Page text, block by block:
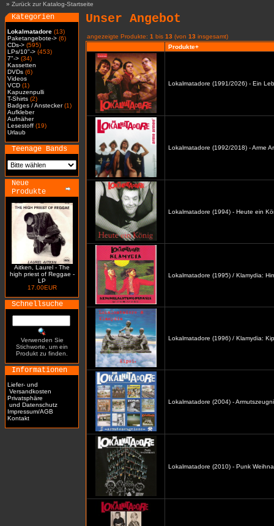
» Zurück zur Katalog-Startseite
Kategorien
Lokalmatadore (13)
Paketangebote-> (6)
CDs-> (595)
LPs/10"-> (453)
7"-> (34)
Kassetten
DVDs (6)
Videos
VCD (1)
Kapuzenpulli
T-Shirts (2)
Badges / Anstecker(1)
Aufkleber
Aufnäher
Lesestoff (19)
Urlaub
Teenage Bands
Neue
Produkte
Aitken, Laurel - The
high priest of Reggae -
LP
17.00EUR
Schnellsuche
Verwenden Sie
Stichworte, um ein
Produkt zu finden.
Informationen
Liefer- und
Versandkosten
Privatsphäre
und Datenschutz
Impressum/AGB
Kontakt
Unser Angebot
angezeigte Produkte: 1 bis 13 (von 13 insgesamt)
Produkte+
Lokalmatadore (1991/2026) - Ein
Lokalmatadore (1992/2018) - Arme
Lokalmatadore (1994) - Heute ein
Lokalmatadore (1995) / Klamydia:
Lokalmatadore (1996) / Klamydia:
Lokalmatadore (2004) -
Lokalmatadore (2010) - Punk